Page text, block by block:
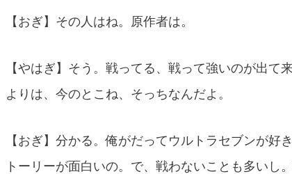
【おぎ】その人はね。原作者は。
【やはぎ】そう。戦ってる、戦って強いのが出て
よりは、今のとこね、そっちなんだよ。
【おぎ】分かる。俺がだってウルトラセブンが好
トーリーが面白いの。で、戦わないことも多いし